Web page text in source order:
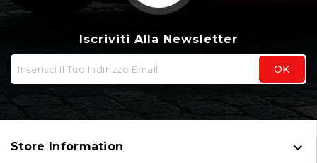
Iscriviti Alla Newsletter
Store Information 